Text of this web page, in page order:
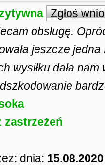
Zgłoś
obsługę.
jeszcze
wysiłku dała
zastrzeżeń
dnia: